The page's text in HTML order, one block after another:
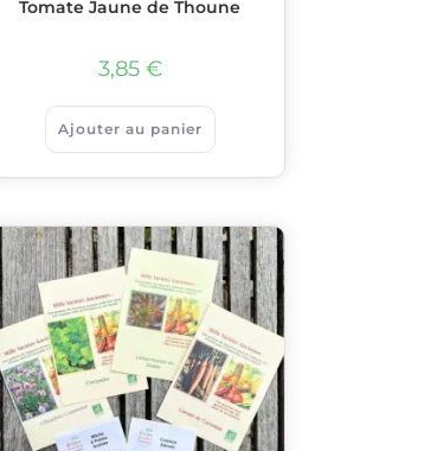
Tomate Jaune de Thoune
3,85 €
Ajouter au panier